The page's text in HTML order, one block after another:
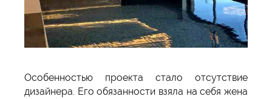
Особенностью проекта стало отсутствие
дизайнера. Его обязанности взяла на себя жена